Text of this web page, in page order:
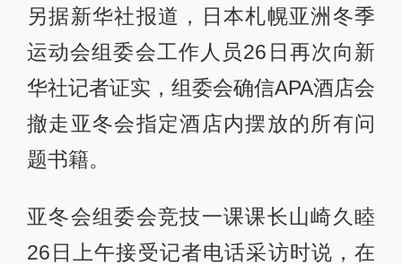
另据新华社报道，日本札幌亚洲冬季
运动会组委会工作人员26日再次向新
华社记者证实，组委会确信APA酒店会
撤走亚冬会指定酒店内摆放的所有问
题书籍。
亚冬会组委会竞技一课课长山崎久睦
26日上午接受记者电话采访时说，在